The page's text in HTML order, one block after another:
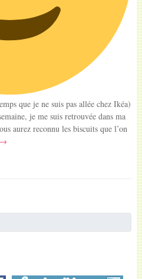
que je ne suis pas allée chez Ikéa)
je me suis retrouvée dans ma
aurez reconnu les biscuits que l’on
→